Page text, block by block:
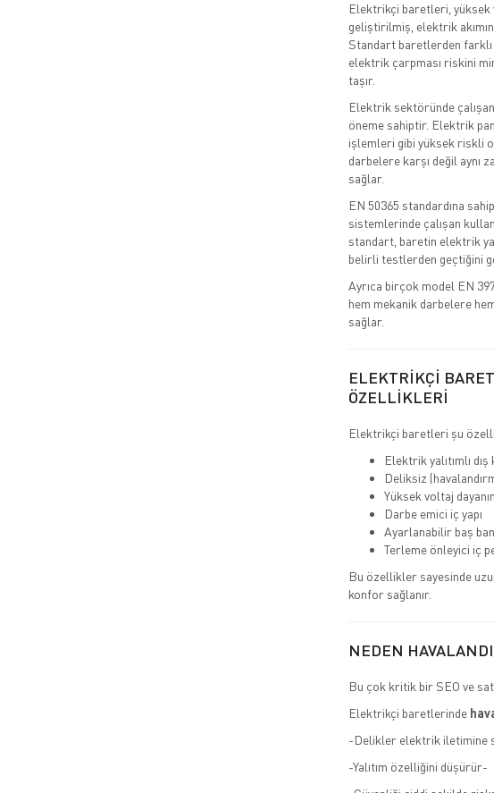
Elektrikçi baretleri, yüksek
geliştirilmiş, elektrik
Standart baretlerden farklı
elektrik çarpması riskini
taşır.
Elektrik sektöründe
öneme sahiptir. Elektrik
işlemleri gibi yüksek riskli
darbelere karşı değil aynı
sağlar.
EN 50365 standardına
sistemlerinde çalışan
standart, baretin elektrik
belirli testlerden geçtiğini
Ayrıca birçok model EN
hem mekanik darbelere
sağlar.
ELEKTRİKÇİ
ÖZELLİKLERİ
Elektrikçi baretleri şu
Elektrik yalıtımlı dış
Deliksiz
Yüksek voltaj
Darbe emici iç yapı
Ayarlanabilir baş
Terleme önleyici iç
Bu özellikler sayesinde
konfor sağlanır.
NEDEN
Bu çok kritik bir SEO ve
Elektrikçi baretlerinde
-Delikler elektrik iletimine
-Yalıtım özelliğini düşürür-